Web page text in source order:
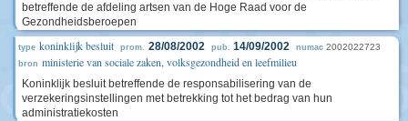
betreffende de afdeling artsen van de Hoge Raad voor de
Gezondheidsberoepen
type koninklijk besluit prom. 28/08/2002 pub. 14/09/2002 numac 2002022723
bron ministerie van sociale zaken, volksgezondheid en leefmilieu
Koninklijk besluit betreffende de responsabilisering van de
verzekeringsinstellingen met betrekking tot het bedrag van hun
administratiekosten